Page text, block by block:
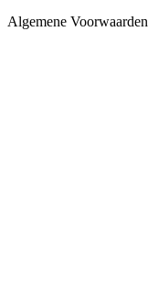
Algemene Voorwaarden